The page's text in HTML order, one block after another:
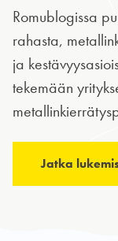
Romublogissa
rahasta,
ja
tekemään
Jatka